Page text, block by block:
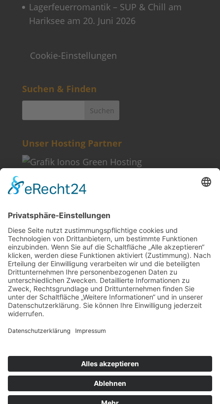
Lagerfeuerromantik – SUP & Chill am
Hariksee am 20. Juni 2026
Cookie-Einstellungen
Suchen & Finden
Unser Hosting Partner
Weitere Informationen
Kontakt
Newsletter
FAQ
Schlagworte
Datenschutz
Impressum
Copyright © 2022–2026 Paddeln macht